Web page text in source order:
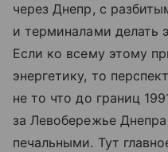
через Днепр, с
и терминалами делать
Если ко всему этому
энергетику, то
не то что до границ
за Левобережье
печальными. Тут